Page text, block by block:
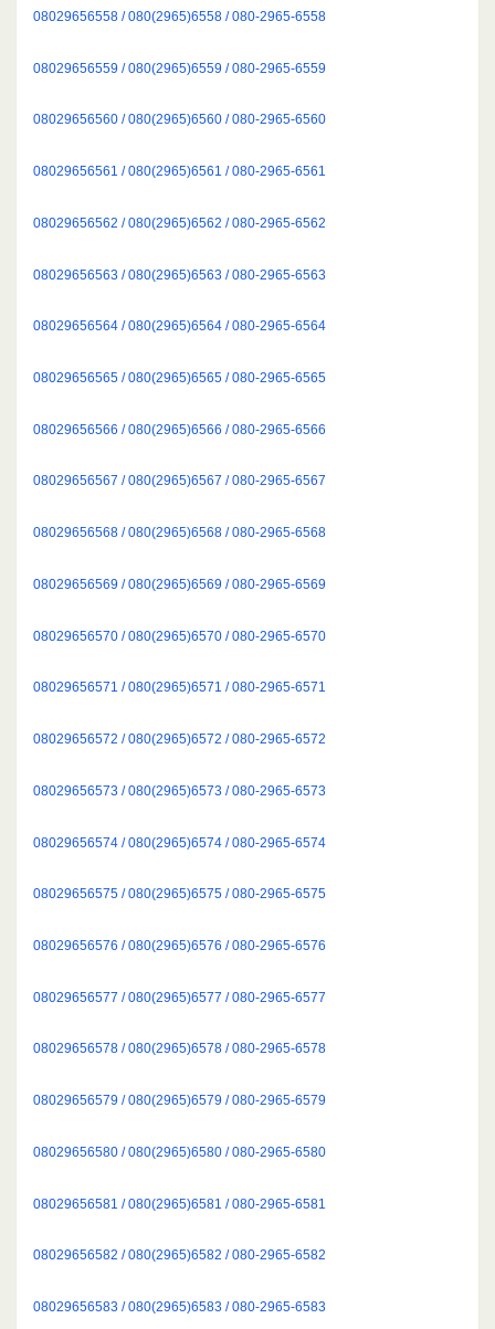
08029656558 / 080(2965)6558 / 080-2965-6558
08029656559 / 080(2965)6559 / 080-2965-6559
08029656560 / 080(2965)6560 / 080-2965-6560
08029656561 / 080(2965)6561 / 080-2965-6561
08029656562 / 080(2965)6562 / 080-2965-6562
08029656563 / 080(2965)6563 / 080-2965-6563
08029656564 / 080(2965)6564 / 080-2965-6564
08029656565 / 080(2965)6565 / 080-2965-6565
08029656566 / 080(2965)6566 / 080-2965-6566
08029656567 / 080(2965)6567 / 080-2965-6567
08029656568 / 080(2965)6568 / 080-2965-6568
08029656569 / 080(2965)6569 / 080-2965-6569
08029656570 / 080(2965)6570 / 080-2965-6570
08029656571 / 080(2965)6571 / 080-2965-6571
08029656572 / 080(2965)6572 / 080-2965-6572
08029656573 / 080(2965)6573 / 080-2965-6573
08029656574 / 080(2965)6574 / 080-2965-6574
08029656575 / 080(2965)6575 / 080-2965-6575
08029656576 / 080(2965)6576 / 080-2965-6576
08029656577 / 080(2965)6577 / 080-2965-6577
08029656578 / 080(2965)6578 / 080-2965-6578
08029656579 / 080(2965)6579 / 080-2965-6579
08029656580 / 080(2965)6580 / 080-2965-6580
08029656581 / 080(2965)6581 / 080-2965-6581
08029656582 / 080(2965)6582 / 080-2965-6582
08029656583 / 080(2965)6583 / 080-2965-6583